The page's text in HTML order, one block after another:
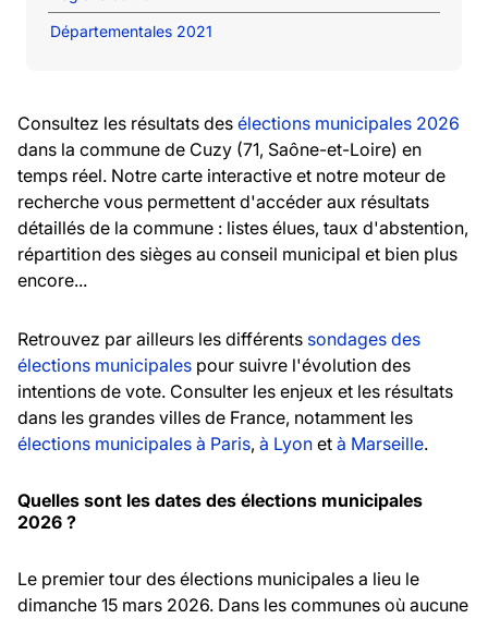
Départementales 2021
Consultez les résultats des élections municipales 2026
dans la commune de Cuzy (71, Saône-et-Loire) en
temps réel. Notre carte interactive et notre moteur de
recherche vous permettent d'accéder aux résultats
détaillés de la commune : listes élues, taux d'abstention,
répartition des sièges au conseil municipal et bien plus
encore...
Retrouvez par ailleurs les différents sondages des
élections municipales pour suivre l'évolution des
intentions de vote. Consulter les enjeux et les résultats
dans les grandes villes de France, notamment les
élections municipales à Paris, à Lyon et à Marseille.
Quelles sont les dates des élections municipales
2026 ?
Le premier tour des élections municipales a lieu le
dimanche 15 mars 2026. Dans les communes où aucune